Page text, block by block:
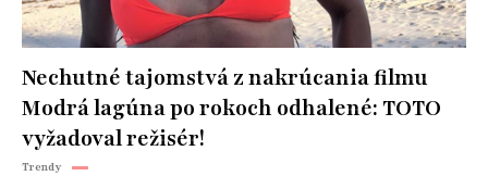
Nechutné tajomstvá z nakrúcania filmu
Modrá lagúna po rokoch odhalené: TOTO
vyžadoval režisér!
Trendy